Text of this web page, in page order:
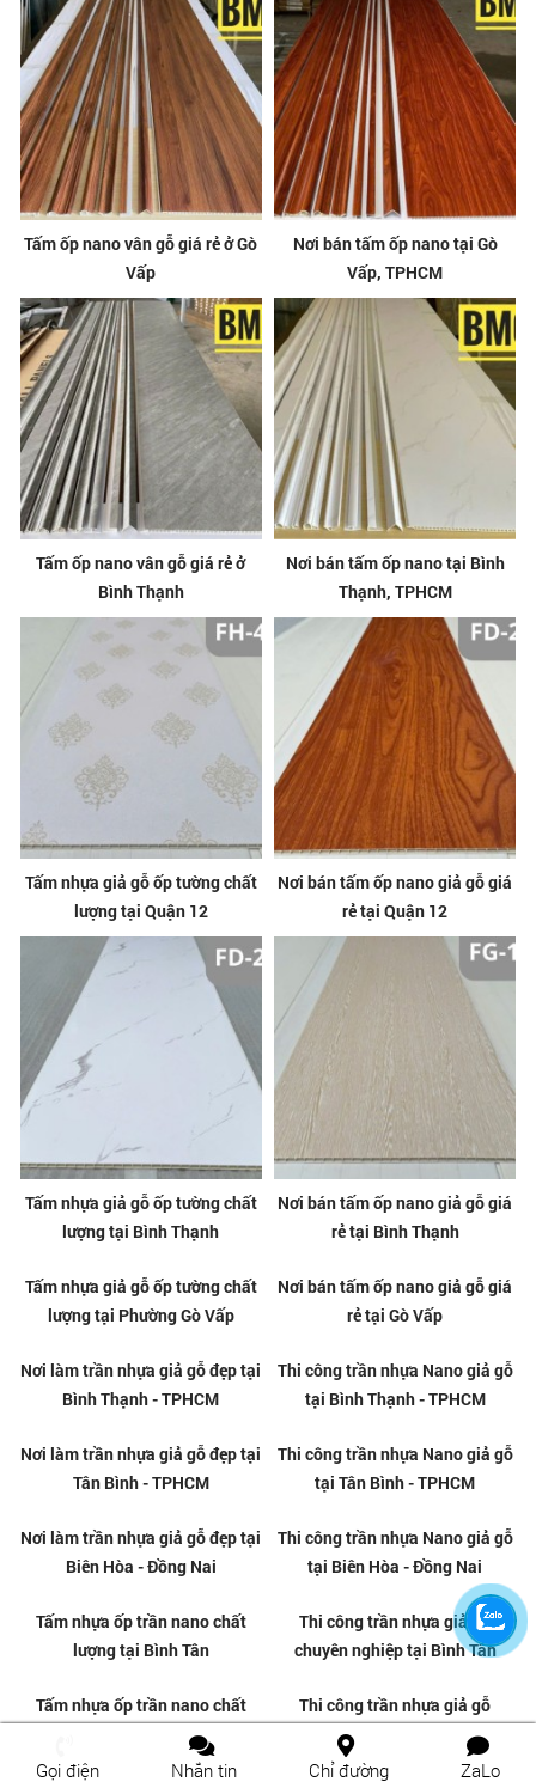
Tấm ốp nano vân gỗ giá rẻ ở Gò
Vấp
Nơi bán tấm ốp nano tại Gò
Vấp, TPHCM
Tấm ốp nano vân gỗ giá rẻ ở
Bình Thạnh
Nơi bán tấm ốp nano tại Bình
Thạnh, TPHCM
Tấm nhựa giả gỗ ốp tường chất
lượng tại Quận 12
Nơi bán tấm ốp nano giả gỗ giá
rẻ tại Quận 12
Tấm nhựa giả gỗ ốp tường chất
lượng tại Bình Thạnh
Nơi bán tấm ốp nano giả gỗ giá
rẻ tại Bình Thạnh
lượng tại Phường Gò Vấp
rẻ tại Gò Vấp
Gọi điện Nhắn tin Chỉ đường ZaLo